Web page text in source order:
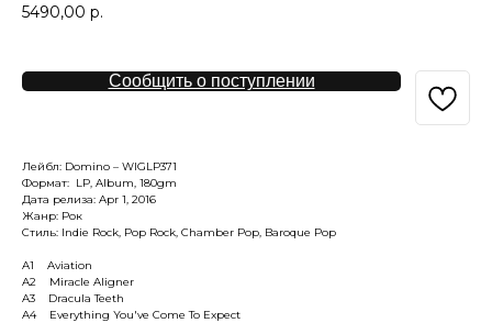
5490,00 р.
Сообщить о поступлении
Лейбл: Domino – WIGLP371
Формат: LP, Album, 180gm
Дата релиза: Apr 1, 2016
Жанр: Рок
Стиль: Indie Rock, Pop Rock, Chamber Pop, Baroque Pop
A1 Aviation
A2 Miracle Aligner
A3 Dracula Teeth
A4 Everything You've Come To Expect